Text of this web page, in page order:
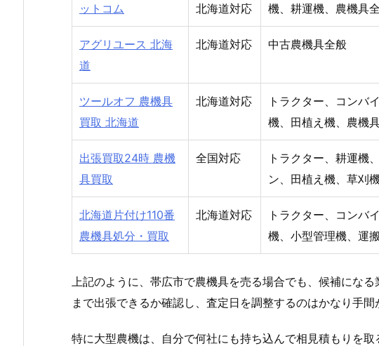
ットコム
北海道対応
機、耕運機、農機具
アグリユース 北海
道
北海道対応 中古農機具全般
ツールオフ 農機具
買取 北海道
北海道対応
トラクター、コンバ
機、田植え機、農機
出張買取24時 農機
具買取
全国対応
トラクター、耕運機
ン、田植え機、草刈
北海道片付け110番
農機具処分・買取
北海道対応
トラクター、コンバ
機、小型管理機、運
上記のように、帯広市で農機具を売る場合でも、候補にな
まで出張できるか確認し、査定日を調整するのはかなり手間
特に大型農機は、自分で何社にも持ち込んで相見積もりを